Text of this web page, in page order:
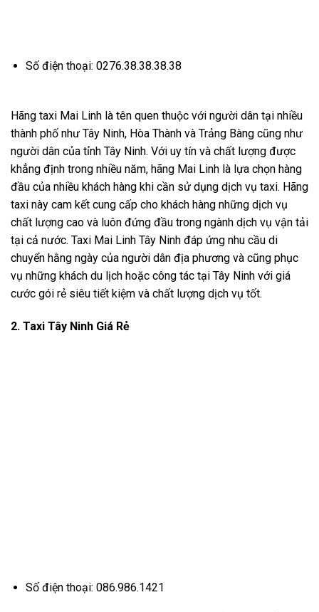
Số điện thoại: 0276.38.38.38.38
Hãng taxi Mai Linh là tên quen thuộc với người dân tại nhiều
thành phố như Tây Ninh, Hòa Thành và Trảng Bàng cũng như
người dân của tỉnh Tây Ninh. Với uy tín và chất lượng được
khẳng định trong nhiều năm, hãng Mai Linh là lựa chọn hàng
đầu của nhiều khách hàng khi cần sử dụng dịch vụ taxi. Hãng
taxi này cam kết cung cấp cho khách hàng những dịch vụ
chất lượng cao và luôn đứng đầu trong ngành dịch vụ vận tải
tại cả nước. Taxi Mai Linh Tây Ninh đáp ứng nhu cầu di
chuyển hằng ngày của người dân địa phương và cũng phục
vụ những khách du lịch hoặc công tác tại Tây Ninh với giá
cước gói rẻ siêu tiết kiệm và chất lượng dịch vụ tốt.
2. Taxi Tây Ninh Giá Rẻ
Số điện thoại: 086.986.1421